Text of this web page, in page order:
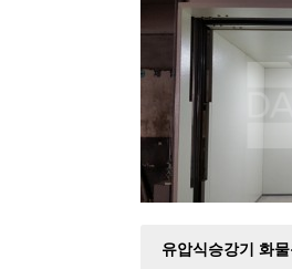
유압식승강기 화